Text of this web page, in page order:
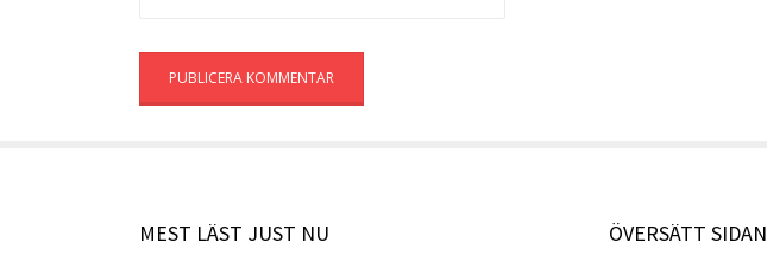
MEST LÄST JUST NU ÖVERSÄTT SIDAN